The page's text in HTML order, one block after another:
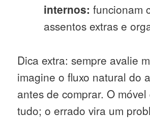
internos: funcionam
assentos extras e
Dica extra: sempre avalie
imagine o fluxo natural do
antes de comprar. O
tudo; o errado vira um